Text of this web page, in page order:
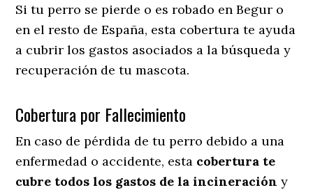
Si tu perro se pierde o es robado en Begur o
en el resto de España, esta cobertura te ayuda
a cubrir los gastos asociados a la búsqueda y
recuperación de tu mascota.
Cobertura por Fallecimiento
En caso de pérdida de tu perro debido a una
enfermedad o accidente, esta cobertura te
cubre todos los gastos de la incineración y